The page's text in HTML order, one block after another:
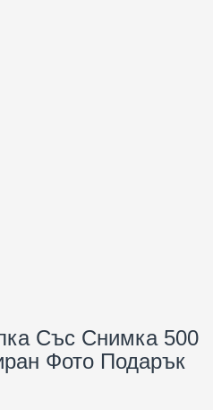
Със Снимка 500
Фото Подарък